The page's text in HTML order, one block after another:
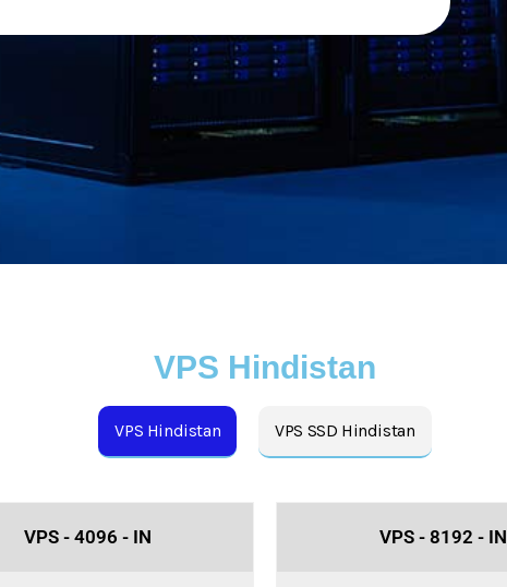
VPS Hindistan
VPS Hindistan VPS SSD Hindistan
VPS - 4096 - IN VPS - 8192 - IN